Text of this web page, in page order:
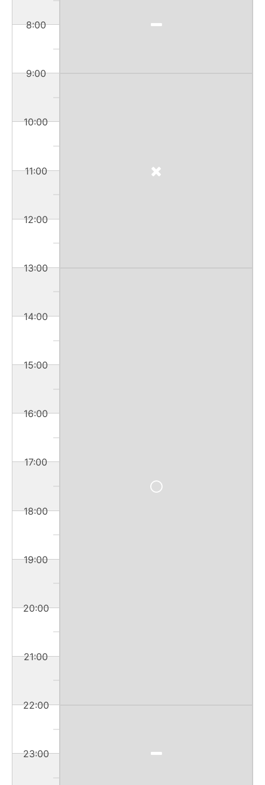
8:00
9:00
10:00
11:00
12:00
13:00
14:00
15:00
16:00
17:00
18:00
19:00
20:00
21:00
22:00
23:00